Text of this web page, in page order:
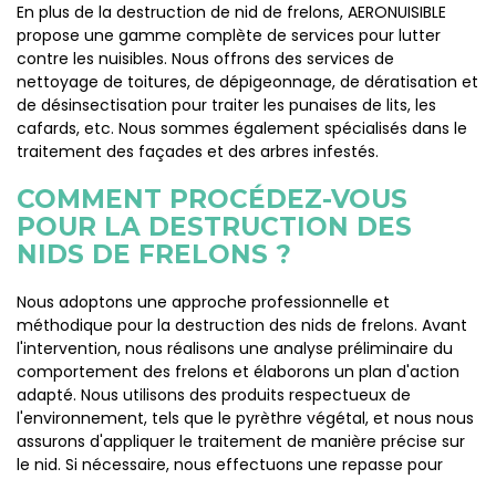
En plus de la destruction de nid de frelons, AERONUISIBLE
propose une gamme complète de services pour lutter
contre les nuisibles. Nous offrons des services de
nettoyage de toitures, de dépigeonnage, de dératisation et
de désinsectisation pour traiter les punaises de lits, les
cafards, etc. Nous sommes également spécialisés dans le
traitement des façades et des arbres infestés.
COMMENT PROCÉDEZ-VOUS
POUR LA DESTRUCTION DES
NIDS DE FRELONS ?
Nous adoptons une approche professionnelle et
méthodique pour la destruction des nids de frelons. Avant
l'intervention, nous réalisons une analyse préliminaire du
comportement des frelons et élaborons un plan d'action
adapté. Nous utilisons des produits respectueux de
l'environnement, tels que le pyrèthre végétal, et nous nous
assurons d'appliquer le traitement de manière précise sur
le nid. Si nécessaire, nous effectuons une repasse pour